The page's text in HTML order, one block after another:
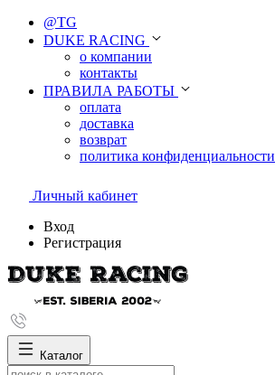
@TG
DUKE RACING
о компании
контакты
ПРАВИЛА РАБОТЫ
оплата
доставка
возврат
политика конфиденциальности
Личный кабинет
Вход
Регистрация
Каталог